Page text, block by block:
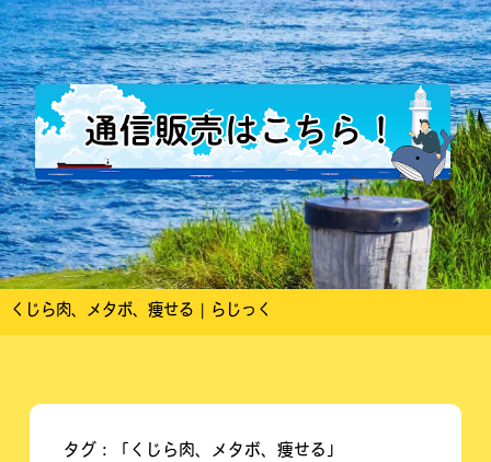
くじら肉、メタボ、痩せる | らじっく
タグ：「くじら肉、メタボ、痩せる」